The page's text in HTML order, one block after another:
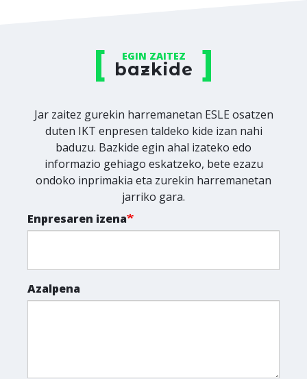
EGIN ZAITEZ
bazkide
Jar zaitez gurekin harremanetan ESLE osatzen
duten IKT enpresen taldeko kide izan nahi
baduzu. Bazkide egin ahal izateko edo
informazio gehiago eskatzeko, bete ezazu
ondoko inprimakia eta zurekin harremanetan
jarriko gara.
Enpresaren izena
Azalpena